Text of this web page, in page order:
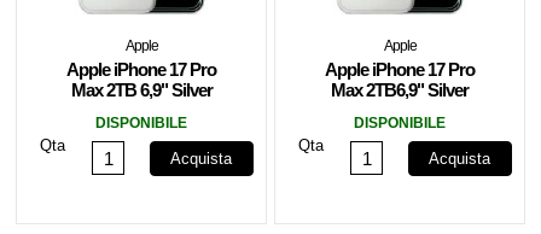
Apple
Apple iPhone 17 Pro
Max 2TB 6,9" Silver
DISPONIBILE
Qta
Acquista
Apple
Apple iPhone 17 Pro
Max 2TB6,9" Silver
DISPONIBILE
Qta
Acquista